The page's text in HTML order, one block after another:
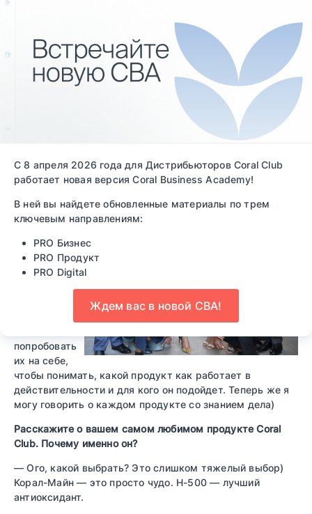
Что для вас было самым сложным?
— Разобраться с маркетинг-планом)
— Я следовал концепции «4 шага к здоровью», как меня
Возможно, вы вспомните неудачу, которая послужила
вам трамплином для роста…
— Поначалу я
старался
продукт» с
выгодного
рекламного
попробовать
их на себе,
чтобы понимать, какой продукт как работает в
действительности и для кого он подойдет. Теперь же я
могу говорить о каждом продукте со знанием дела)
Расскажите о вашем самом любимом продукте Coral
Club. Почему именно он?
— Ого, какой выбрать? Это слишком тяжелый выбор)
Корал-Майн — это просто чудо. H-500 — лучший
антиоксидант.
С 8 апреля 2026 года для Дистрибьюторов Coral Club
работает новая версия Coral Business Academy!
В ней вы найдете обновленные материалы по трем
ключевым направлениям:
PRO Бизнес
PRO Продукт
PRO Digital
Ждем вас в новой CBA!